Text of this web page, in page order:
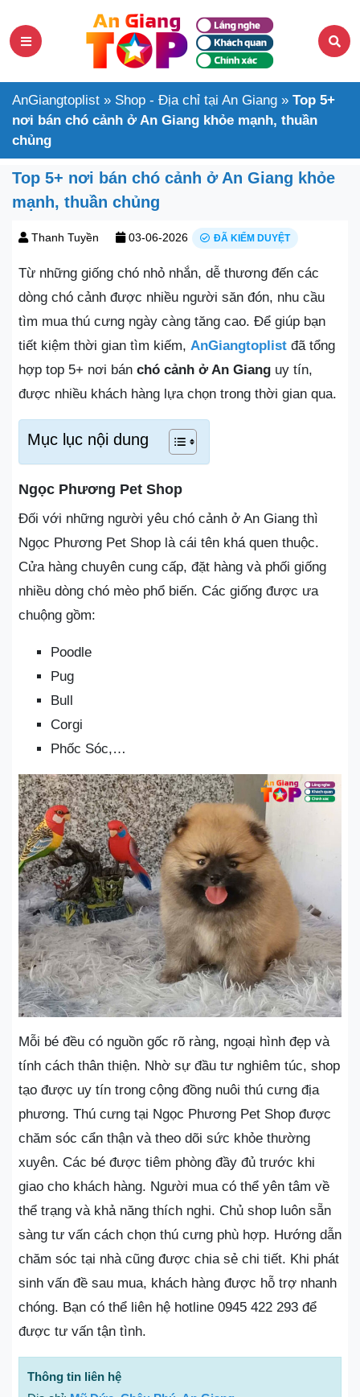
AnGiangtoplist » Shop - Địa chỉ tại An Giang » Top 5+
nơi bán chó cảnh ở An Giang khỏe mạnh, thuần
chủng
Top 5+ nơi bán chó cảnh ở An Giang khỏe
mạnh, thuần chủng
Thanh Tuyền 03-06-2026 ĐÃ KIỂM DUYỆT
Từ những giống chó nhỏ nhắn, dễ thương đến các
dòng chó cảnh được nhiều người săn đón, nhu cầu
tìm mua thú cưng ngày càng tăng cao. Để giúp bạn
tiết kiệm thời gian tìm kiếm, AnGiangtoplist đã tổng
hợp top 5+ nơi bán chó cảnh ở An Giang uy tín,
được nhiều khách hàng lựa chọn trong thời gian qua.
Mục lục nội dung
Ngọc Phương Pet Shop
Đối với những người yêu chó cảnh ở An Giang thì
Ngọc Phương Pet Shop là cái tên khá quen thuộc.
Cửa hàng chuyên cung cấp, đặt hàng và phối giống
nhiều dòng chó mèo phổ biến. Các giống được ưa
chuộng gồm:
Poodle
Pug
Bull
Corgi
Phốc Sóc,…
Mỗi bé đều có nguồn gốc rõ ràng, ngoại hình đẹp và
tính cách thân thiện. Nhờ sự đầu tư nghiêm túc, shop
tạo được uy tín trong cộng đồng nuôi thú cưng địa
phương. Thú cưng tại Ngọc Phương Pet Shop được
chăm sóc cẩn thận và theo dõi sức khỏe thường
xuyên. Các bé được tiêm phòng đầy đủ trước khi
giao cho khách hàng. Người mua có thể yên tâm về
thể trạng và khả năng thích nghi. Chủ shop luôn sẵn
sàng tư vấn cách chọn thú cưng phù hợp. Hướng dẫn
chăm sóc tại nhà cũng được chia sẻ chi tiết. Khi phát
sinh vấn đề sau mua, khách hàng được hỗ trợ nhanh
chóng. Bạn có thể liên hệ hotline 0945 422 293 để
được tư vấn tận tình.
Thông tin liên hệ